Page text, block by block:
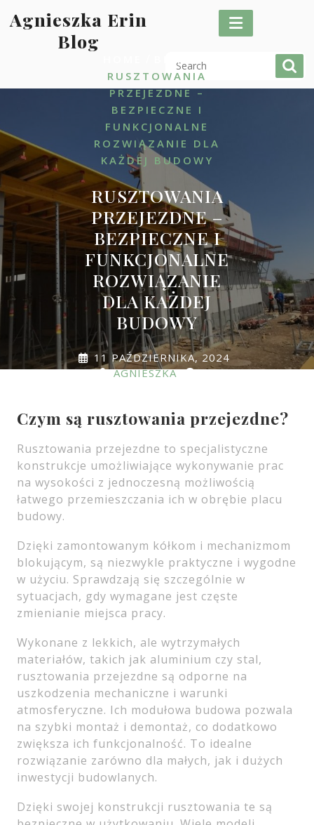
toAgnieszka Erin
Blog
BIZNES
RUSZTOWANIA
PRZEJEZDNE –
BEZPIECZNE I
FUNKCJONALNE
ROZWIĄZANIE DLA
KAŻDEJ BUDOWY
RUSZTOWANIA
PRZEJEZDNE –
BEZPIECZNE I
FUNKCJONALNE
ROZWIĄZANIE
DLA KAŻDEJ
BUDOWY
11 PAŹDZIERNIKA, 2024
AGNIESZKA
0
Czym są rusztowania przejezdne?
Rusztowania przejezdne to specjalistyczne
konstrukcje umożliwiające wykonywanie prac
na wysokości z jednoczesną możliwością
łatwego przemieszczania ich w obrębie placu
budowy.
Dzięki zamontowanym kółkom i mechanizmom
blokującym, są niezwykle praktyczne i wygodne
w użyciu. Sprawdzają się szczególnie w
sytuacjach, gdy wymagane jest częste
zmienianie miejsca pracy.
Wykonane z lekkich, ale wytrzymałych
materiałów, takich jak aluminium czy stal,
rusztowania przejezdne są odporne na
uszkodzenia mechaniczne i warunki
atmosferyczne. Ich modułowa budowa pozwala
na szybki montaż i demontaż, co dodatkowo
zwiększa ich funkcjonalność. To idealne
rozwiązanie zarówno dla małych, jak i dużych
inwestycji budowlanych.
Dzięki swojej konstrukcji rusztowania te są